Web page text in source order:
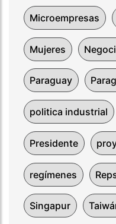
Microempresas
Mujeres
Paraguay
politica industrial
Presidente
regímenes
Singapur